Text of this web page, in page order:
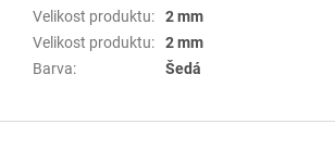
Velikost produktu:
2 mm
Velikost produktu:
2 mm
Barva: Šedá
Z